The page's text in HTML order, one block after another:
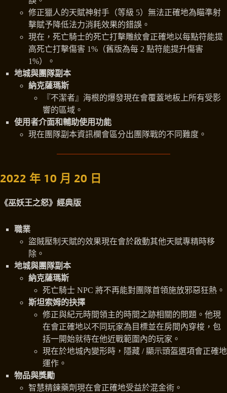
修正獵人的天賦神射手（等級 5）無法正確地為瞄準射
擊賦予降低法力消耗效果的錯誤。
現在，死亡騎士的死亡打擊雕紋會正確地以每點符能提
高死亡打擊傷害 1%（舊版為每 2 點符能提升傷害
1%）。
地城與團隊副本
納克薩瑪斯
『不潔者』海根的爆發現在會覆蓋地板上所有受影
響的區域。
使用者介面和輔助使用功能
現在團隊副本資訊欄會區分出團隊戰的不同難度。
2022 年 10 月 20 日
《巫妖王之怒》經典版
職業
盜賊壓制天賦的效果現在會於啟動其他天賦專精時移
除。
地城與團隊副本
納克薩瑪斯
死亡騎士 NPC 將不再能對團隊首領施放邪惡狂熱。
斯坦索姆的抉擇
修正與紀元時間領主的時間之跡相關的問題。他現
在會正確地以不同玩家為目標並在房間內穿梭，包
括一開始就待在他近戰範圍內的玩家。
現在於地城內變形時，隱藏 / 顯示頭盔選項會正確地
運作。
物品與獎勵
智慧精鍊藥劑現在會正確地受益於混金術。